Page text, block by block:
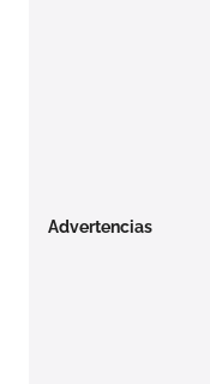
Advertencias